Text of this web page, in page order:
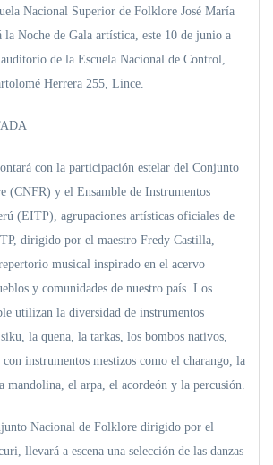
Nacional Superior de Folklore José María
la Noche de Gala artística, este 10 de junio a
de la Escuela Nacional de Control,
Herrera 255, Lince.
con la participación estelar del Conjunto
(CNFR) y el Ensamble de Instrumentos
(EITP), agrupaciones artísticas oficiales de
dirigido por el maestro Fredy Castilla,
musical inspirado en el acervo
y comunidades de nuestro país. Los
utilizan la diversidad de instrumentos
la quena, la tarkas, los bombos nativos,
instrumentos mestizos como el charango, la
el arpa, el acordeón y la percusión.
Nacional de Folklore dirigido por el
llevará a escena una selección de las danzas